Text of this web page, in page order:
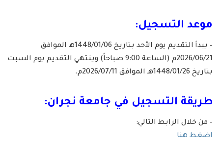
موعد التسجيل:
– يبدأ التقديم يوم الأحد بتاريخ 1448/01/06هـ الموافق
2026/06/21م (الساعة 9:00 صباحاً) وينتهي التقديم يوم السبت
بتاريخ 1448/01/26هـ الموافق 2026/07/11م.
طريقة التسجيل في جامعة نجران:
– من خلال الرابط التالي:
اضغط هنا